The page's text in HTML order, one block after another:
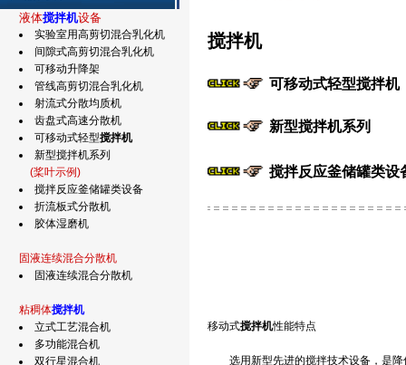
液体搅拌机设备
实验室用高剪切混合乳化机
间隙式高剪切混合乳化机
可移动升降架
管线高剪切混合乳化机
射流式分散均质机
齿盘式高速分散机
可移动式轻型搅拌机
新型搅拌机系列
(桨叶示例)
搅拌反应釜储罐类设备
折流板式分散机
胶体湿磨机
固液连续混合分散机
固液连续混合分散机
粘稠体搅拌机
立式工艺混合机
多功能混合机
双行星混合机
搅拌机
可移动式轻型搅拌机
新型搅拌机系列
搅拌反应釜储罐类设
移动式搅拌机性能特点
选用新型先进的搅拌技术设备，是降